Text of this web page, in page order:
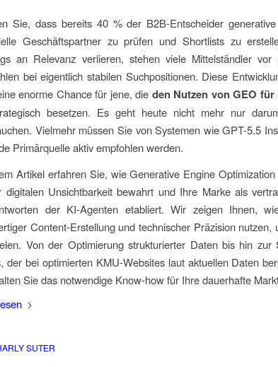
Sie, dass bereits 40 % der B2B-Entscheider
Geschäftspartner zu prüfen und Shortlists zu
an Relevanz verlieren, stehen viele Mittelständler
bei eigentlich stabilen Suchpositionen. Diese
enorme Chance für jene, die den Nutzen von GEO für
besetzen. Es geht heute nicht mehr nur
Vielmehr müssen Sie von Systemen wie GPT-5.5
Primärquelle aktiv empfohlen werden.
Artikel erfahren Sie, wie Generative Engine
digitalen Unsichtbarkeit bewahrt und Ihre Marke als
der KI-Agenten etabliert. Wir zeigen Ihnen,
Content-Erstellung und technischer Präzision nutzen,
Von der Optimierung strukturierter Daten bis hin zur
der bei optimierten KMU-Websites laut aktuellen Daten
Sie das notwendige Know-how für Ihre dauerhafte
SUTER